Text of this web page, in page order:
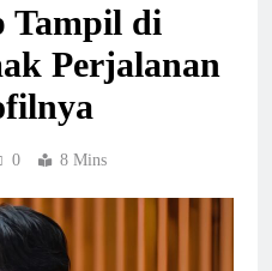
Tampil di
Perjalanan
0 8 Mins